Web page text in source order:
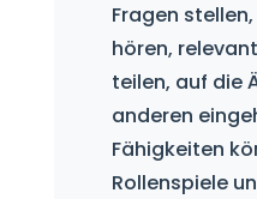
Fragen
hören,
teilen, auf die
anderen
Fähigkeiten
Rollenspiele